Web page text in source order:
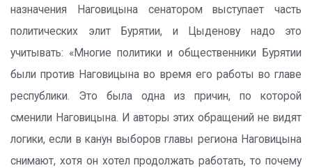
назначения Наговицына сенатором выступает часть
политических элит Бурятии, и Цыденову надо это
учитывать: «Многие политики и общественники Бурятии
были против Наговицына во время его работы во главе
республики. Это была одна из причин, по которой
сменили Наговицына. И авторы этих обращений не видят
логики, если в канун выборов главы региона Наговицына
снимают, хотя он хотел продолжать работать, то почему